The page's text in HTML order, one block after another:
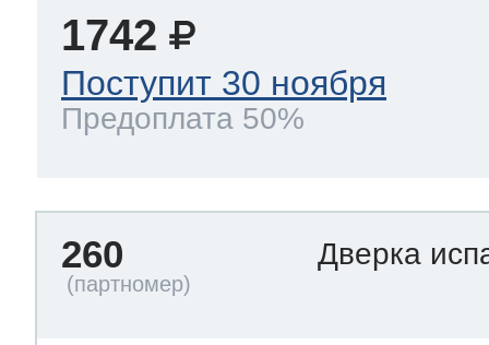
1742
Поступит 30 ноября
Предоплата 50%
260 Дверка